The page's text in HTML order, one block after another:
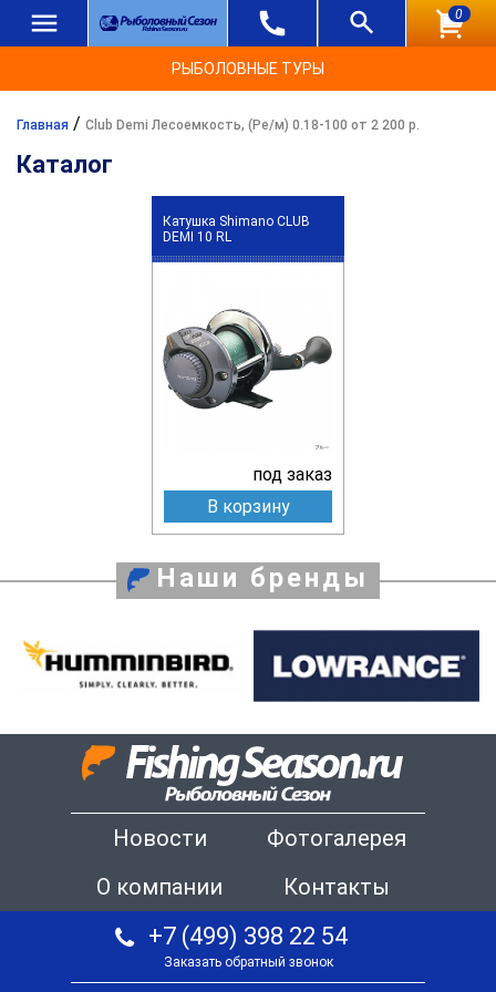
0
РЫБОЛОВНЫЕ ТУРЫ
Главная / Club Demi Лесоемкость, (Ре/м) 0.18-100 от 2 200 р.
Каталог
Катушка Shimano CLUB
DEMI 10 RL
под заказ
В корзину
Наши бренды
Новости
Фотогалерея
О компании
Контакты
+7 (499) 398 22 54
Заказать обратный звонок